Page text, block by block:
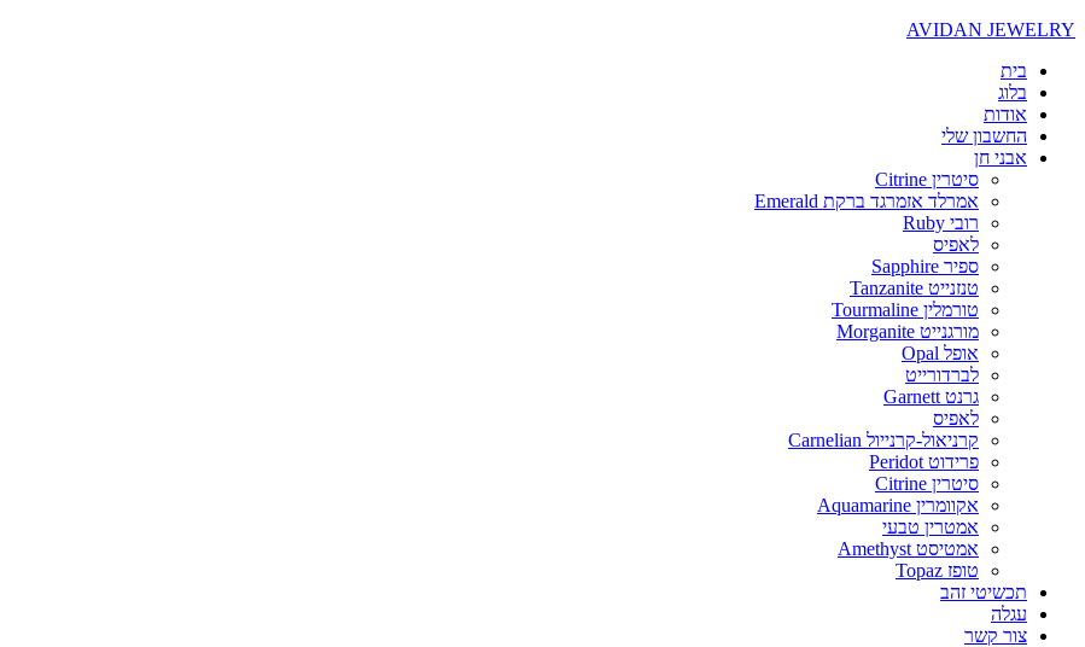
AVIDAN JEWELRY
בית
בלוג
אודות
החשבון שלי
אבני חן
סיטרין Citrine
אמרלד אזמרגד ברקת Emerald
רובי Ruby
לאפיס
ספיר Sapphire
טנזנייט Tanzanite
טורמלין Tourmaline
מורגנייט Morganite
אופל Opal
לברדורייט
גרנט Garnett
לאפיס
קרניאול-קרנייול Carnelian
פרידוט Peridot
סיטרין Citrine
אקוומרין Aquamarine
אמטרין טבעי
אמטיסט Amethyst
טופז Topaz
תכשיטי זהב
עגלה
צור קשר